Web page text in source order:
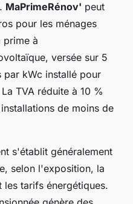
MaPrimeRénov' peut
pour les ménages
prime à
versée sur 5
par kWc installé pour
TVA réduite à 10 %
de moins de
s'établit généralement
selon l'exposition, la
tarifs énergétiques.